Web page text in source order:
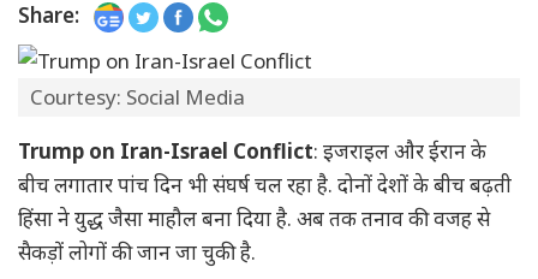
Share:
Courtesy: Social Media
Trump on Iran-Israel Conflict: इजराइल और ईरान के
बीच लगातार पांच दिन भी संघर्ष चल रहा है. दोनों देशों के बीच बढ़ती
हिंसा ने युद्ध जैसा माहौल बना दिया है. अब तक तनाव की वजह से
सैकड़ों लोगों की जान जा चुकी है.